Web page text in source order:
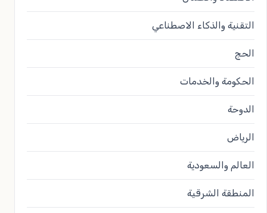
التقنية والذكاء الاصطناعي
الحج
الحكومة والخدمات
الدوحة
الرياض
العالم والسعودية
المنطقة الشرقية